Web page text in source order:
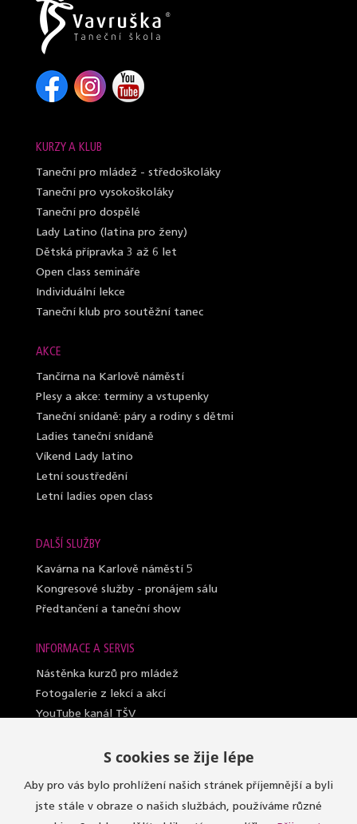
KURZY A KLUB
Taneční pro mládež - středoškoláky
Taneční pro vysokoškoláky
Taneční pro dospělé
Lady Latino (latina pro ženy)
Dětská přípravka 3 až 6 let
Open class semináře
Individuální lekce
Taneční klub pro soutěžní tanec
AKCE
Tančírna na Karlově náměstí
Plesy a akce: termíny a vstupenky
Taneční snídaně: páry a rodiny s dětmi
Ladies taneční snídaně
Víkend Lady latino
Letní soustředění
Letní ladies open class
DALŠÍ SLUŽBY
Kavárna na Karlově náměstí 5
Kongresové služby - pronájem sálu
Předtančení a taneční show
INFORMACE A SERVIS
Nástěnka kurzů pro mládež
Fotogalerie z lekcí a akcí
YouTube kanál TŠV
Nahrazování lekcí (dospělí a lady)
Sály, kde učíme
Oblečení do kurzů
S cookies se žije lépe
Aby pro vás bylo prohlížení našich stránek příjemnější a byli
jste stále v obraze o našich službách, používáme různé